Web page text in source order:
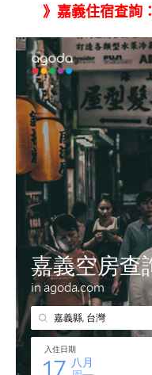
》嘉義住宿查詢：